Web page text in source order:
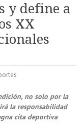
y define a
XX
no solo por la
la responsabilidad
cita deportiva